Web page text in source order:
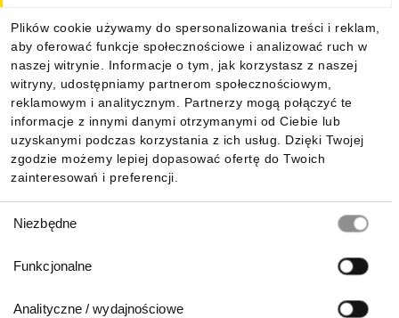
Plików cookie używamy do spersonalizowania treści i reklam,
aby oferować funkcje społecznościowe i analizować ruch w
naszej witrynie. Informacje o tym, jak korzystasz z naszej
witryny, udostępniamy partnerom społecznościowym,
reklamowym i analitycznym. Partnerzy mogą połączyć te
informacje z innymi danymi otrzymanymi od Ciebie lub
uzyskanymi podczas korzystania z ich usług. Dzięki Twojej
zgodzie możemy lepiej dopasować ofertę do Twoich
zainteresowań i preferencji.
zgody
Niezbędne
Funkcjonalne
Analityczne / wydajnościowe
Informacje
Pobierz naszą aplikację mobilną: